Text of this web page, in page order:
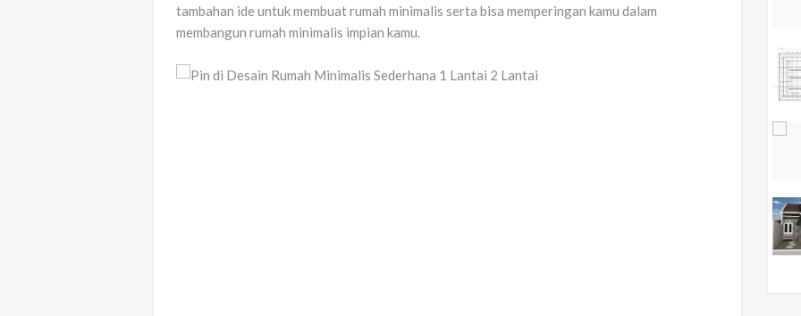
tambahan ide untuk membuat rumah minimalis serta bisa memperingan kamu dalam
membangun rumah minimalis impian kamu.